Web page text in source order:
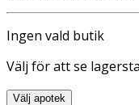
Ingen vald butik
Välj för att se
Välj apotek